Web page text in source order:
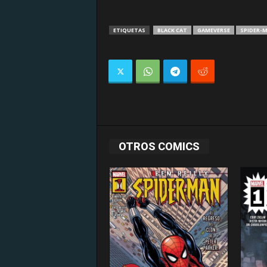
ETIQUETAS BLACK CAT GAMEVERSE SPIDER-
OTROS COMICS